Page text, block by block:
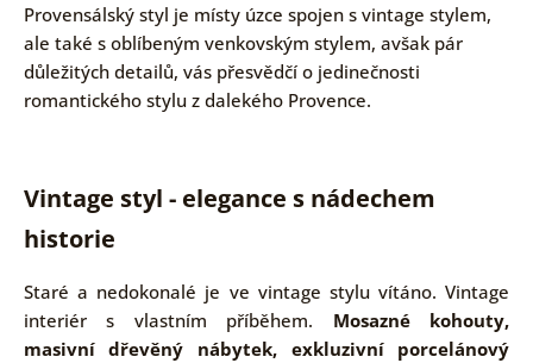
Provensálský styl je místy úzce spojen s vintage stylem,
ale také s oblíbeným venkovským stylem, avšak pár
důležitých detailů, vás přesvědčí o jedinečnosti
romantického stylu z dalekého Provence.
Vintage styl - elegance s nádechem
historie
Staré a nedokonalé je ve vintage stylu vítáno. Vintage
interiér s vlastním příběhem. Mosazné kohouty,
masivní dřevěný nábytek, exkluzivní porcelánový